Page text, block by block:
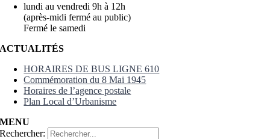
lundi au vendredi 9h à 12h
(après-midi fermé au public)
Fermé le samedi
ACTUALITÉS
HORAIRES DE BUS LIGNE 610
Commémoration du 8 Mai 1945
Horaires de l’agence postale
Plan Local d’Urbanisme
MENU
Rechercher: